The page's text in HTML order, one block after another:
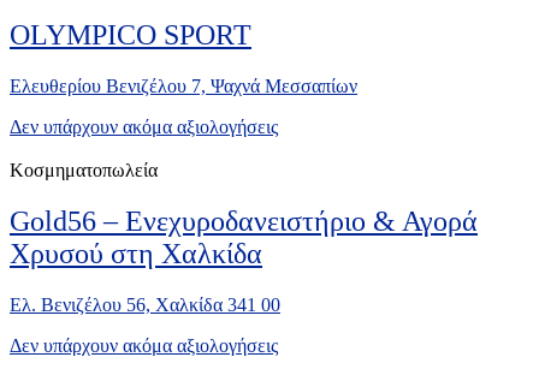
OLYMPICO SPORT
Ελευθερίου Βενιζέλου 7, Ψαχνά Μεσσαπίων
Δεν υπάρχουν ακόμα αξιολογήσεις
Κοσμηματοπωλεία
Gold56 – Ενεχυροδανειστήριο & Αγορά
Χρυσού στη Χαλκίδα
Ελ. Βενιζέλου 56, Χαλκίδα 341 00
Δεν υπάρχουν ακόμα αξιολογήσεις